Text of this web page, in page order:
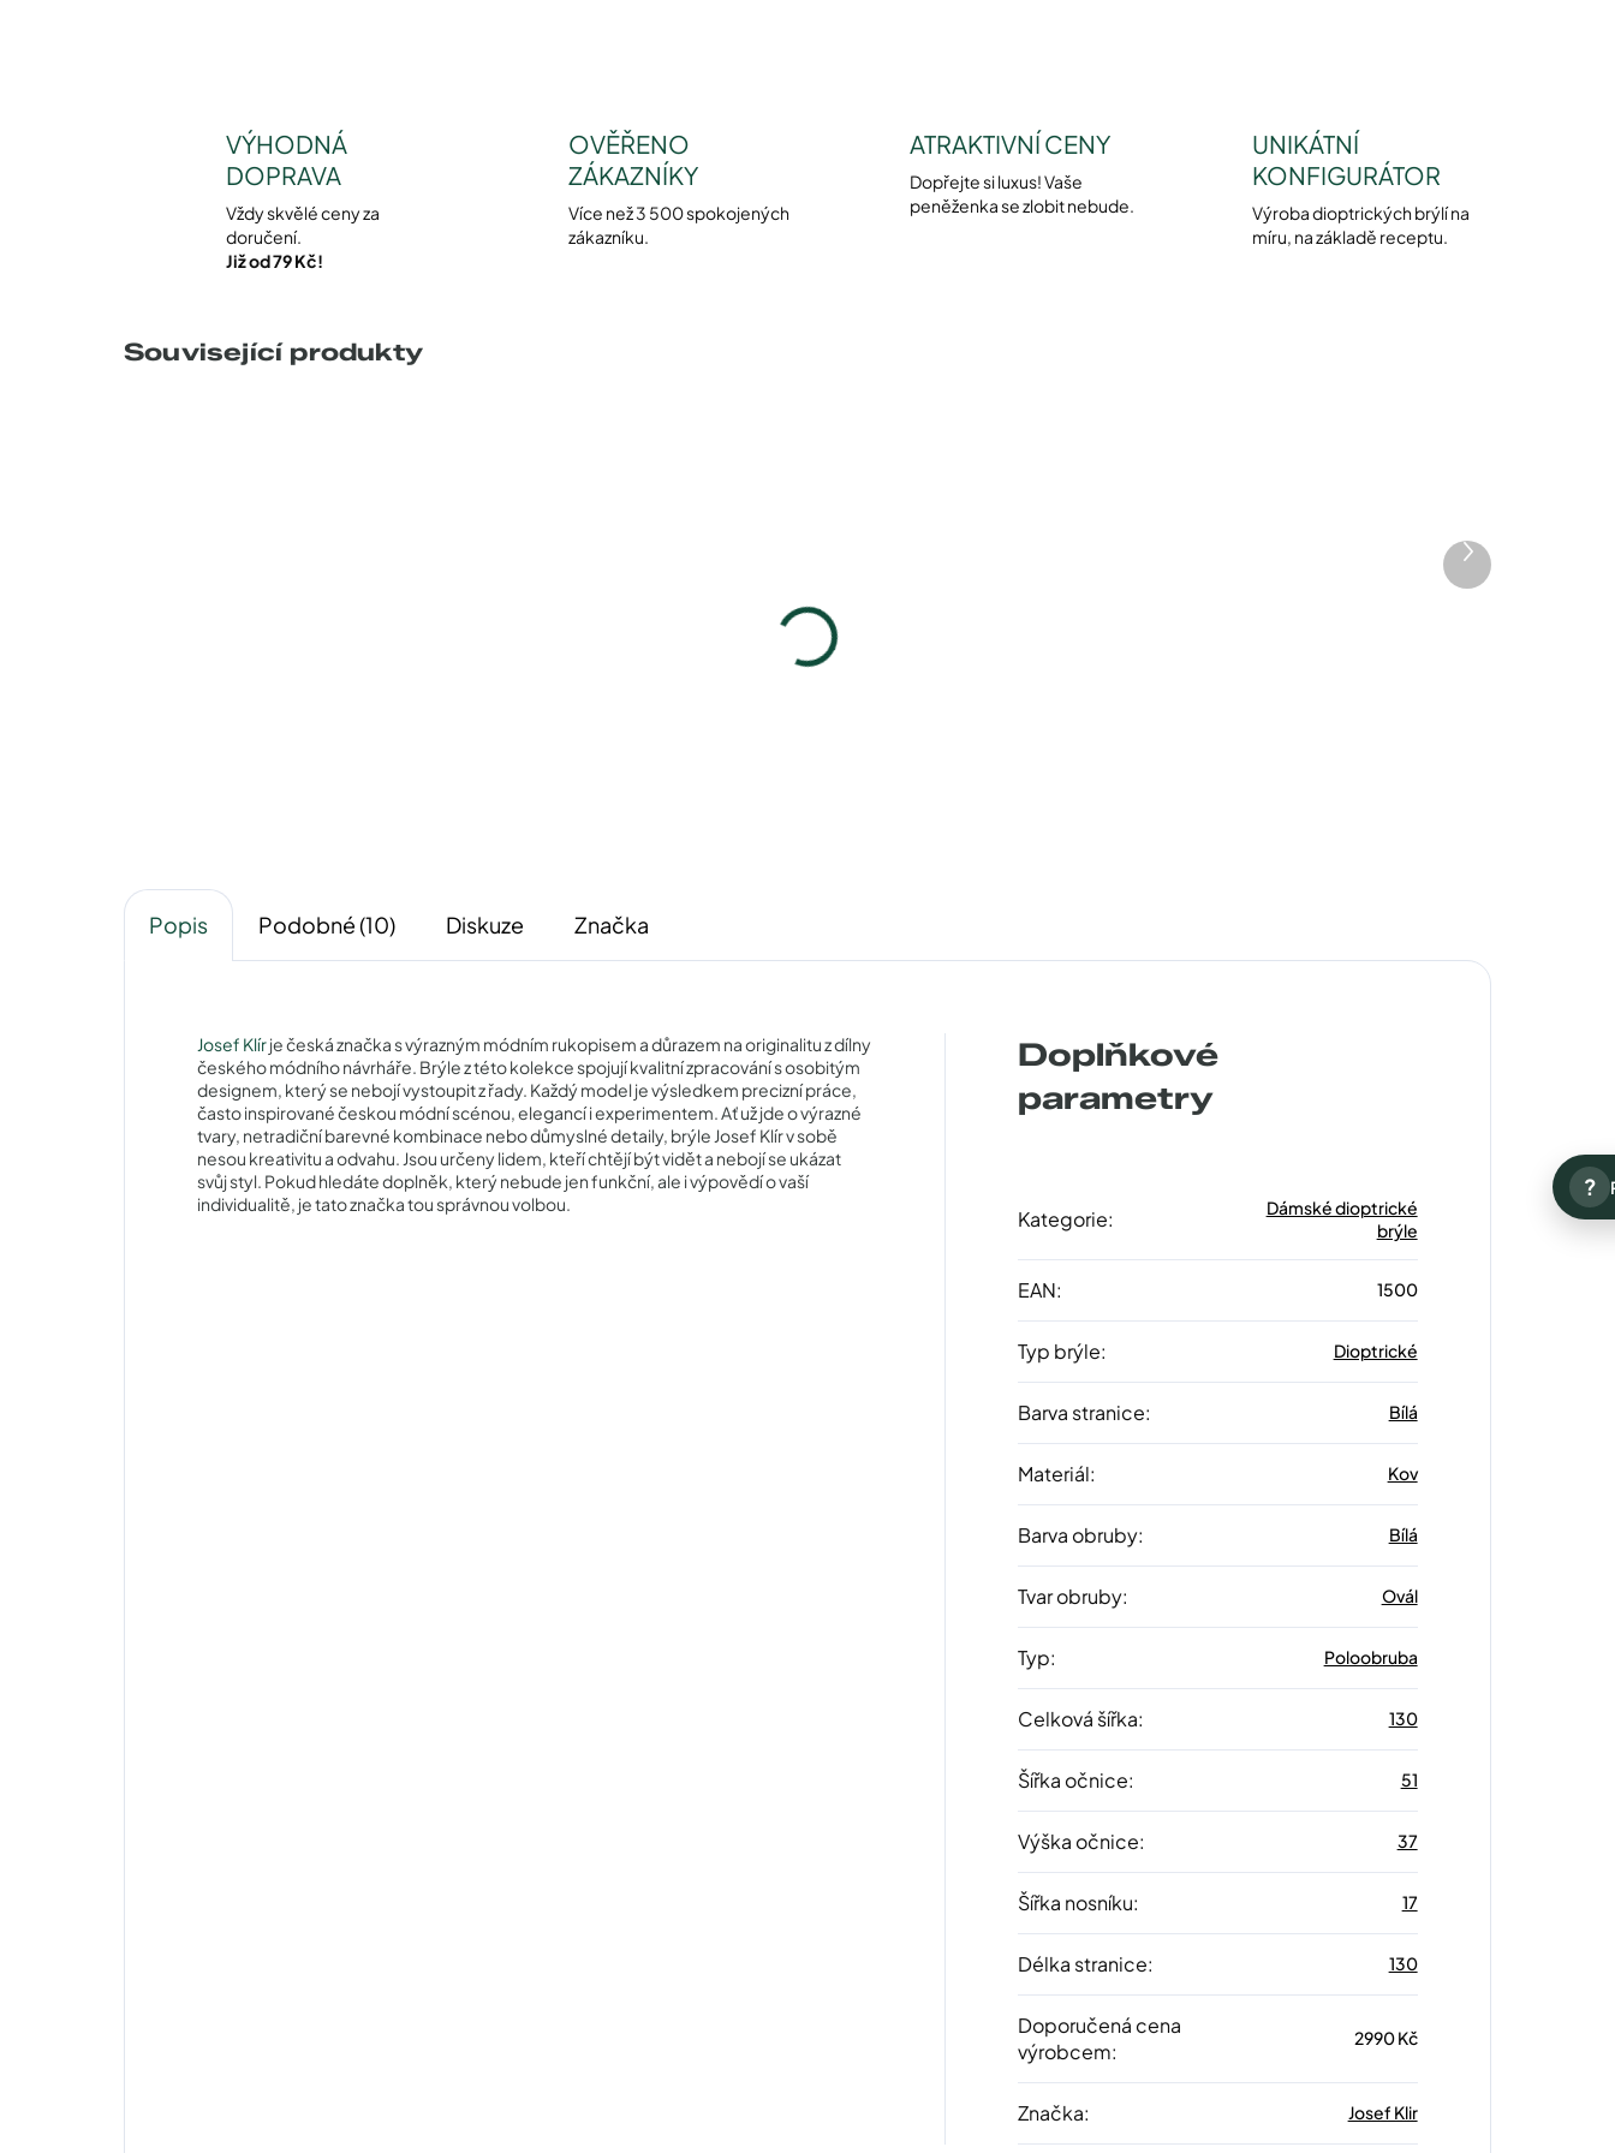
VÝHODNÁ
DOPRAVA
Vždy skvělé ceny za
doručení.
Již od 79 Kč!
OVĚŘENO
ZÁKAZNÍKY
Více než 3 500 spokojených
zákazníku.
ATRAKTIVNÍ CENY
Dopřejte si luxus! Vaše
peněženka se zlobit nebude.
UNIKÁTNÍ
KONFIGURÁTOR
Výroba dioptrických brýlí na
míru, na základě receptu.
Související produkty
Další
produkt
Popis Podobné (10) Diskuze Značka
Josef Klírje česká značka s výrazným módním rukopisem a důrazem na originalitu z dílny
českého módního návrháře. Brýle z této kolekce spojují kvalitní zpracování s osobitým
designem, který se nebojí vystoupit z řady. Každý model je výsledkem precizní práce,
často inspirované českou módní scénou, elegancí i experimentem. Ať už jde o výrazné
tvary, netradiční barevné kombinace nebo důmyslné detaily, brýle Josef Klír v sobě
nesou kreativitu a odvahu. Jsou určeny lidem, kteří chtějí být vidět a nebojí se ukázat
svůj styl. Pokud hledáte doplněk, který nebude jen funkční, ale i výpovědí o vaší
individualitě, je tato značka tou správnou volbou.
Doplňkové
parametry
Kategorie:
Dámské dioptrické
brýle
EAN: 1500
Typ brýle: Dioptrické
Barva stranice: Bílá
Materiál: Kov
Barva obruby: Bílá
Tvar obruby: Ovál
Typ: Poloobruba
Celková šířka: 130
Šířka očnice: 51
Výška očnice: 37
Šířka nosníku: 17
Délka stranice: 130
Doporučená cena
výrobcem:
2990 Kč
Značka: Josef Klir
?